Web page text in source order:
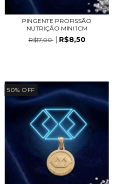
PINGENTE PROFISSÃO
NUTRIÇÃO MINI 1CM
R$17,00
R$8,50
50% OFF